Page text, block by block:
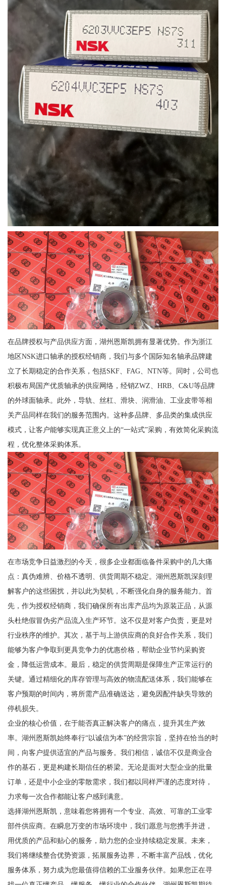
在品牌授权与产品供应方面，湖州恩斯凯拥有显著优势。作为浙江
地区NSK进口轴承的授权经销商，我们与多个国际知名轴承品牌建
立了长期稳定的合作关系，包括SKF、FAG、NTN等。同时，公司也
积极布局国产优质轴承的供应网络，经销ZWZ、HRB、C&U等品牌
的外球面轴承。此外，导轨、丝杠、滑块、润滑油、工业皮带等相
关产品同样在我们的服务范围内。这种多品牌、多品类的集成供应
模式，让客户能够实现真正意义上的“一站式”采购，有效简化采购流
程，优化整体采购体系。
在市场竞争日益激烈的今天，很多企业都面临备件采购中的几大痛
点：真伪难辨、价格不透明、供货周期不稳定。湖州恩斯凯深刻理
解客户的这些困扰，并以此为契机，不断强化自身的服务能力。首
先，作为授权经销商，我们确保所有出库产品均为原装正品，从源
头杜绝假冒伪劣产品流入生产环节。这不仅是对客户负责，更是对
行业秩序的维护。其次，基于与上游供应商的良好合作关系，我们
能够为客户争取到更具竞争力的优惠价格，帮助企业节约采购资
金，降低运营成本。最后，稳定的供货周期是保障生产正常运行的
关键。通过精细化的库存管理与高效的物流配送体系，我们能够在
客户预期的时间内，将所需产品准确送达，避免因配件缺失导致的
停机损失。
企业的核心价值，在于能否真正解决客户的痛点，提升其生产效
率。湖州恩斯凯始终奉行“以诚信为本”的经营宗旨，坚持在恰当的时
间，向客户提供适宜的产品与服务。我们相信，诚信不仅是商业合
作的基石，更是构建长期信任的桥梁。无论是面对大型企业的批量
订单，还是中小企业的零散需求，我们都以同样严谨的态度对待，
力求每一次合作都能让客户感到满意。
选择湖州恩斯凯，意味着您将拥有一个专业、高效、可靠的工业零
部件供应商。在瞬息万变的市场环境中，我们愿意与您携手并进，
用优质的产品和贴心的服务，助力您的企业持续稳定发展。未来，
我们将继续整合优势资源，拓展服务边界，不断丰富产品线，优化
服务体系，努力成为您最值得信赖的工业服务伙伴。如果您正在寻